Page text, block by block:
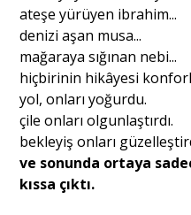
ateşe yürüyen ibrahim...
denizi aşan musa...
mağaraya sığınan nebi...
hiçbirinin hikâyesi
yol, onları yoğurdu.
çile onları olgunlaştırdı.
bekleyiş onları
ve sonunda ortaya
kıssa çıktı.